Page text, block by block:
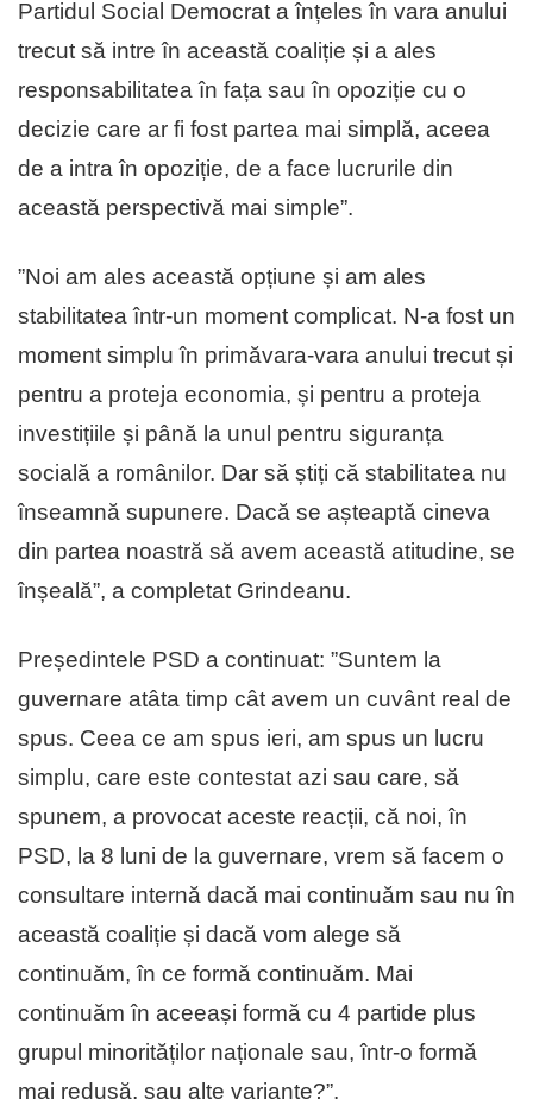
Partidul Social Democrat a înțeles în vara anului
trecut să intre în această coaliție și a ales
responsabilitatea în fața sau în opoziție cu o
decizie care ar fi fost partea mai simplă, aceea
de a intra în opoziție, de a face lucrurile din
această perspectivă mai simple”.
”Noi am ales această opțiune și am ales
stabilitatea într-un moment complicat. N-a fost un
moment simplu în primăvara-vara anului trecut și
pentru a proteja economia, și pentru a proteja
investițiile și până la unul pentru siguranța
socială a românilor. Dar să știți că stabilitatea nu
înseamnă supunere. Dacă se așteaptă cineva
din partea noastră să avem această atitudine, se
înșeală”, a completat Grindeanu.
Președintele PSD a continuat: ”Suntem la
guvernare atâta timp cât avem un cuvânt real de
spus. Ceea ce am spus ieri, am spus un lucru
simplu, care este contestat azi sau care, să
spunem, a provocat aceste reacții, că noi, în
PSD, la 8 luni de la guvernare, vrem să facem o
consultare internă dacă mai continuăm sau nu în
această coaliție și dacă vom alege să
continuăm, în ce formă continuăm. Mai
continuăm în aceeași formă cu 4 partide plus
grupul minorităților naționale sau, într-o formă
mai redusă, sau alte variante?”.